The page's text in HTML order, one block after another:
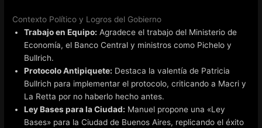
Contexto Político y Logros del Gobierno
Trabajo en Equipo: Agradece el trabajo del Ministerio de
Economía, el Banco Central y ministros como Pichelo y
Bullrich.
Protocolo Antipiquete: Destaca la valentía de Patricia
Bullrich para implementar el protocolo, criticando a Macri y
La Retta por no haberlo hecho antes.
Ley Bases para la Ciudad: Manuel propone una «Ley
Bases» para la Ciudad de Buenos Aires, replicando el éxito